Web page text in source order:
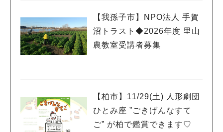
【我孫子市】NPO法人 手賀
沼トラスト◆2026年度 里山
農教室受講者募集
【柏市】11/29(土) 人形劇団
ひとみ座 ”ごきげんなすて
ご” が柏で鑑賞できます♡